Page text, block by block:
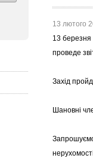
13 лютого
13 березня
проведе
Захід
Шановні
Запрошуємо